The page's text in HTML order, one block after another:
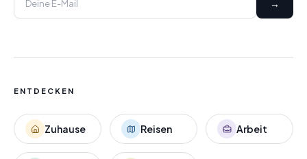
→
ENTDECKEN
Zuhause Reisen Arbeit